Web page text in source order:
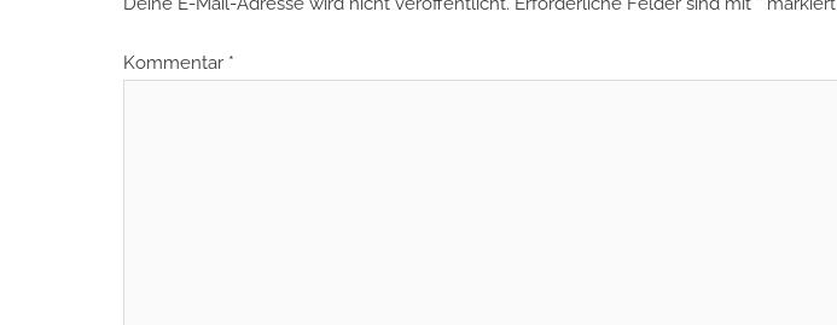
Kommentar *